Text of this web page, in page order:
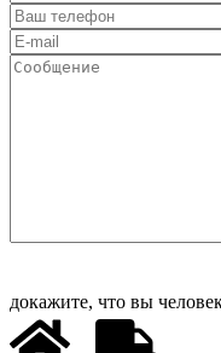
докажите, что вы